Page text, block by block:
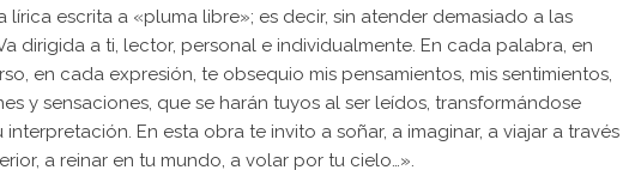
lírica escrita a «pluma libre»; es decir, sin atender demasiado a las
dirigida a ti, lector, personal e individualmente. En cada palabra, en
en cada expresión, te obsequio mis pensamientos, mis sentimientos,
y sensaciones, que se harán tuyos al ser leídos, transformándose
interpretación. En esta obra te invito a soñar, a imaginar, a viajar a través
a reinar en tu mundo, a volar por tu cielo…».